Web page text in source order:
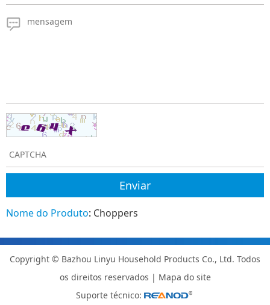
Nome do Produto: Choppers
Copyright © Bazhou Linyu Household Products Co., Ltd. Todos
os direitos reservados | Mapa do site
Suporte técnico: